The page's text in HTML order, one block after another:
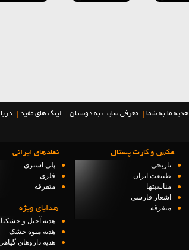
هدیه ما به شما | معرفی سایت به دوستان | لینک های مفید |
عكس و كارت پستال
●
تاريخي
●
طبيعت ايران
●
مناسبتها
●
اشعار فارسي
●
متفرقه
نمادهاي ايراني
●
پلی استری
●
فلزی
●
متفرقه
هدایای ویژه
●
هدیه آجیل و
●
هدیه میوه خشک
●
هدیه داروهای